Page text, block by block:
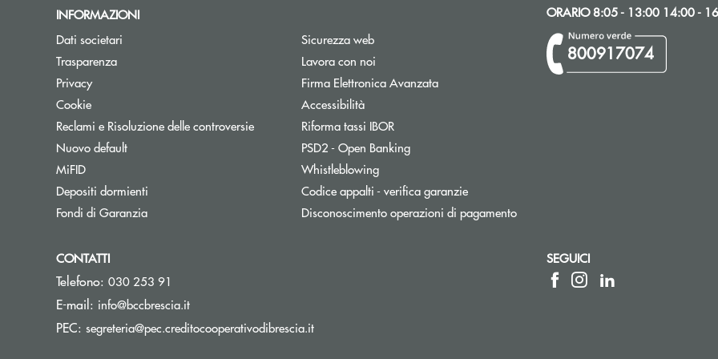
INFORMAZIONI
Dati societari
Trasparenza
Privacy
Cookie
Reclami e Risoluzione delle controversie
Nuovo default
MiFID
Depositi dormienti
Fondi di Garanzia
Sicurezza web
Lavora con noi
Firma Elettronica Avanzata
Accessibilità
Riforma tassi IBORApre una nuova finestra
PSD2 - Open Banking
Whistleblowing
Codice appalti - verifica garanzie
Disconoscimento operazioni di pagamento
ORARIO 8:05 - 13:00 14:00 -
800917074
CONTATTI
Telefono: 030 253 91
E-mail: info@bccbrescia.it(si apre l’app di posta elettronica)
PEC: segreteria@pec.creditocooperativodibrescia.it(si apre l’app di posta elettronica)
SEGUICI